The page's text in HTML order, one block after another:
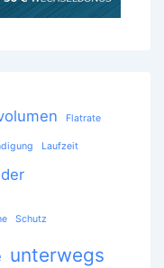
Flatrate
Laufzeit
Schutz
unterwegs